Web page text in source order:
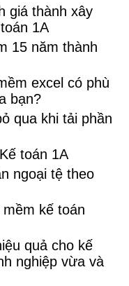
giá thành xây
1A
15 năm thành
excel có phù
bạn?
qua khi tải phần
toán 1A
ngoại tệ theo
kế toán
quả cho kế
nghiệp vừa và